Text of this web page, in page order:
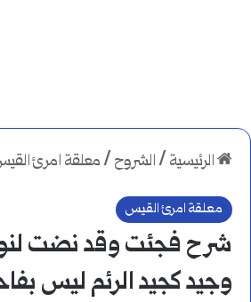
الرئيسية /الشروح /معلقة امرئ
معلقة امرئ القيس
شرح فجئت وقد نضت
وجيد كجيد الرئم ليس